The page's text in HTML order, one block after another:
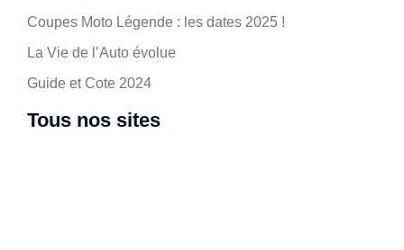
Coupes Moto Légende : les dates 2025 !
La Vie de l’Auto évolue
Guide et Cote 2024
Tous nos sites